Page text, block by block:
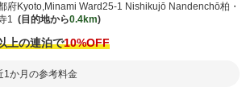
府Kyoto,Minami Ward25-1 Nishikujō Nandenchō柏・
1
目的地から0.4km
上の連泊で10%OFF
1か月の参考料金